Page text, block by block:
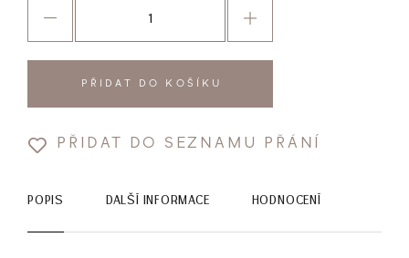
PŘIDAT DO KOŠÍKU
PŘIDAT DO SEZNAMU PŘÁNÍ
POPIS DALŠÍ INFORMACE HODNOCENÍ